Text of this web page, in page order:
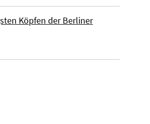
Köpfen der Berliner